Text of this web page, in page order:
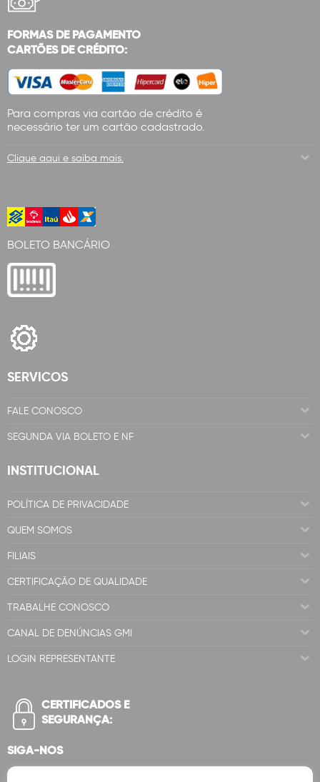
FORMAS DE PAGAMENTO
CARTÕES DE CRÉDITO:
Para compras via cartão de crédito é
necessário ter um cartão cadastrado.
Clique aqui e saiba mais.
BOLETO BANCÁRIO
SERVICOS
FALE CONOSCO
SEGUNDA VIA BOLETO E NF
INSTITUCIONAL
POLÍTICA DE PRIVACIDADE
QUEM SOMOS
FILIAIS
CERTIFICAÇÃO DE QUALIDADE
TRABALHE CONOSCO
CANAL DE DENÚNCIAS GMI
LOGIN REPRESENTANTE
CERTIFICADOS E
SEGURANÇA:
SIGA-NOS